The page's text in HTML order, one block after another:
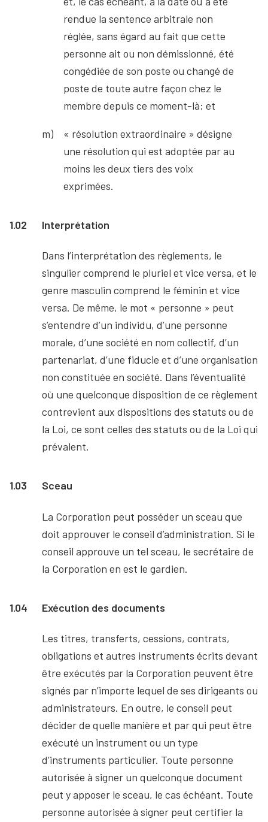
rendue la sentence arbitrale non
réglée, sans égard au fait que cette
personne ait ou non démissionné, été
congédiée de son poste ou changé de
poste de toute autre façon chez le
membre depuis ce moment-là; et
« résolution extraordinaire » désigne
une résolution qui est adoptée par au
moins les deux tiers des voix
exprimées.
1.02 Interprétation
Dans l’interprétation des règlements, le
singulier comprend le pluriel et vice versa, et le
genre masculin comprend le féminin et vice
versa. De même, le mot « personne » peut
s’entendre d’un individu, d’une personne
morale, d’une société en nom collectif, d’un
partenariat, d’une fiducie et d’une organisation
non constituée en société. Dans l’éventualité
où une quelconque disposition de ce règlement
contrevient aux dispositions des statuts ou de
la Loi, ce sont celles des statuts ou de la Loi qui
prévalent.
1.03 Sceau
La Corporation peut posséder un sceau que
doit approuver le conseil d’administration. Si le
conseil approuve un tel sceau, le secrétaire de
la Corporation en est le gardien.
1.04 Exécution des documents
Les titres, transferts, cessions, contrats,
obligations et autres instruments écrits devant
être exécutés par la Corporation peuvent être
signés par n’importe lequel de ses dirigeants ou
administrateurs. En outre, le conseil peut
décider de quelle manière et par qui peut être
exécuté un instrument ou un type
d’instruments particulier. Toute personne
autorisée à signer un quelconque document
peut y apposer le sceau, le cas échéant. Toute
personne autorisée à signer peut certifier la